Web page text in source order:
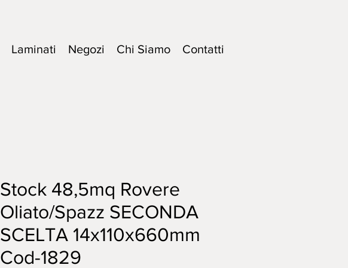
Laminati Negozi Chi Siamo Contatti
Stock 48,5mq Rovere
Oliato/Spazz SECONDA
SCELTA 14x110x660mm
Cod-1829